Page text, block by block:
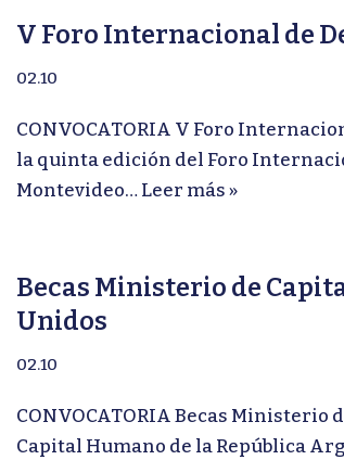
V Foro Internacional de
02.10
CONVOCATORIA V Foro
la quinta edición del Foro
Montevideo… Leer más »
Becas Ministerio de
Unidos
02.10
CONVOCATORIA Becas
Capital Humano de la República